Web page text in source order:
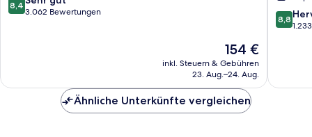
Manhattan
von
8,4
3.062 Bewertungen
Der
Preis
beträgt
154 €
inkl. Steuern & Gebühren
23. Aug.–24. Aug.
8.8
von
8,8
Ähnliche Unterkünfte vergleichen